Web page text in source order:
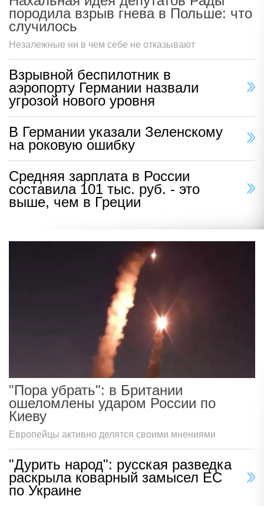
породила взрыв гнева в Польше: что
случилось
Незалежные ни в чем себе не отказывают
Взрывной беспилотник в
аэропорту Германии назвали
угрозой нового уровня
В Германии указали Зеленскому
на роковую ошибку
Средняя зарплата в России
составила 101 тыс. руб. - это
выше, чем в Греции
"Пора убрать": в Британии
ошеломлены ударом России по
Киеву
Европейцы активно делятся своими мнениями
"Дурить народ": русская разведка
раскрыла коварный замысел ЕС
по Украине